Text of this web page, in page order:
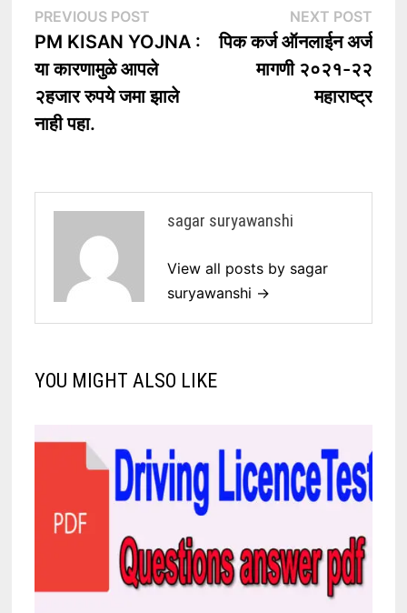
Post
navigation
PREVIOUS POSTPrevious
post:
PM KISAN YOJNA :
या कारणामुळे आपले
२हजार रुपये जमा झाले
नाही पहा.
NEXT POST
पिक कर्ज ऑनलाईन अर्ज
मागणी २०२१-२२
महाराष्ट्र
sagar suryawanshi
View all posts by sagar
suryawanshi →
YOU MIGHT ALSO LIKE